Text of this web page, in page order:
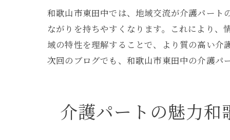
和歌山市東田中では、地域交流が介護パー
ながりを持ちやすくなります。これにより
域の特性を理解することで、より質の高い
次回のブログでも、和歌山市東田中の介護
介護パートの魅力